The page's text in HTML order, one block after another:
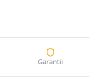
Garantii